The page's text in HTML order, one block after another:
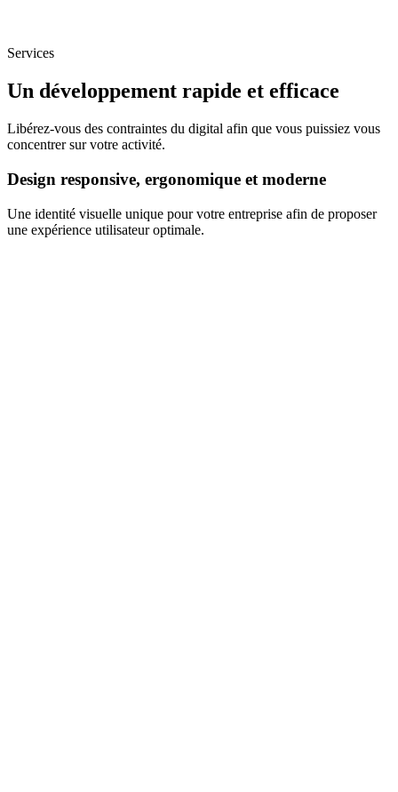
Services
Un développement rapide et efficace
Libérez-vous des contraintes du digital afin que vous puissiez vous
concentrer sur votre activité.
Design responsive, ergonomique et moderne
Une identité visuelle unique pour votre entreprise afin de proposer
une expérience utilisateur optimale.